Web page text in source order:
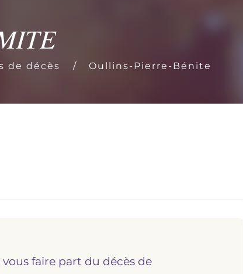
soulager vos proches pour l'organisation de la
cérémonie. Nous vous accompagnons.
de décès Oullins-Pierre-Bénite
faire part du décès de